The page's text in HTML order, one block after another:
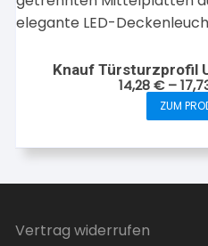
Knauf Türsturzprofil
14,28€–
ZUM
Vertrag widerrufen